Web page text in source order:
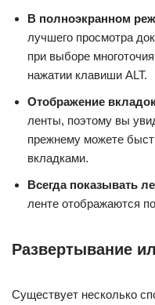
В полноэкранном
лучшего просмотра
при выборе
нажатии клавиши ALT.
Отображение
ленты, поэтому вы
прежнему можете
вкладками.
Всегда показывать
ленте отображаются
Развертывание
Существует несколько